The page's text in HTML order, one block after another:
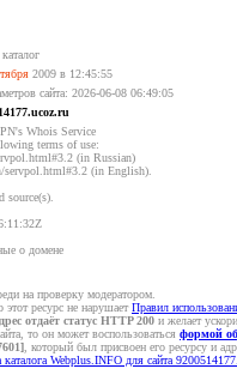
2009 в 12:45:55
сайта: 2026-06-08 06:49:05
Whois Service
terms of use:
(in Russian)
(in English).
source(s).
о домене
на проверку модератором.
этот ресурс не нарушаетПравил
отдаёт статус HTTP 200 и желает
то он может воспользоваться формой
, который был присвоен его ресурсу и
каталога Webplus.INFO для сайта